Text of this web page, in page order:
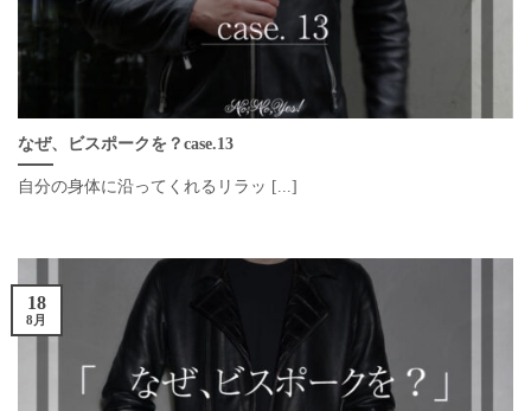
なぜ、ビスポークを？case.13
自分の身体に沿ってくれるリラッ [...]
18
8月